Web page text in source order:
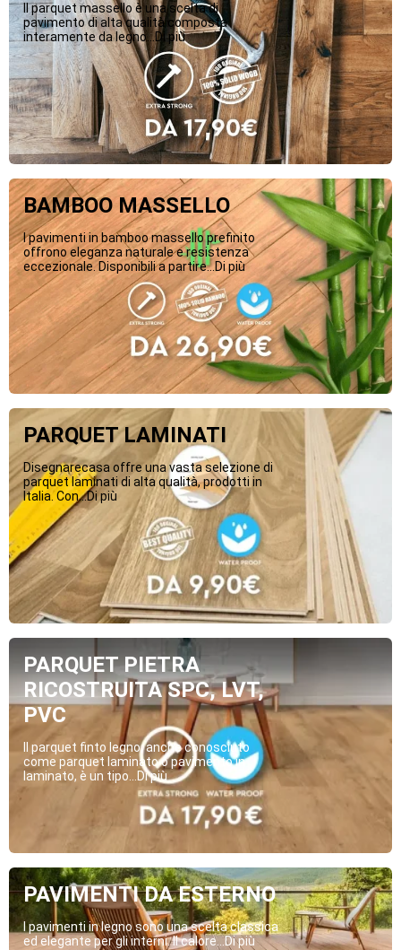
Il parquet massello è una scelta di
pavimento di alta qualità composta
interamente da legno...Di più
BAMBOO MASSELLO
I pavimenti in bamboo massello prefinito
offrono eleganza naturale e resistenza
eccezionale. Disponibili a partire...Di più
PARQUET LAMINATI
Disegnarecasa offre una vasta selezione di
parquet laminati di alta qualità, prodotti in
Italia. Con...Di più
PARQUET PIETRA
RICOSTRUITA SPC, LVT,
PVC
Il parquet finto legno, anche conosciuto
come parquet laminato o pavimento in
laminato, è un tipo...Di più
PAVIMENTI DA ESTERNO
I pavimenti in legno sono una scelta classica
ed elegante per gli interni. Il calore...Di più